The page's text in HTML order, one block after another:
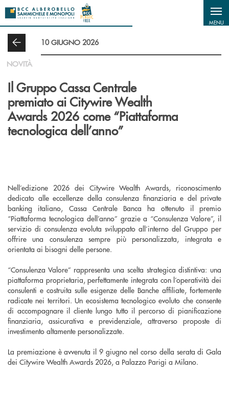
Salta al contenuto principale
MENU
10 GIUGNO 2026
NOVITÀ
Il Gruppo Cassa Centrale
premiato ai Citywire Wealth
Awards 2026 come “Piattaforma
tecnologica dell’anno”
Nell’edizione 2026 dei Citywire Wealth Awards, riconoscimento
dedicato alle eccellenze della consulenza finanziaria e del private
banking italiano, Cassa Centrale Banca ha ottenuto il premio
“Piattaforma tecnologica dell’anno” grazie a “Consulenza Valore”, il
servizio di consulenza evoluta sviluppato all’interno del Gruppo per
offrire una consulenza sempre più personalizzata, integrata e
orientata ai bisogni delle persone.
“Consulenza Valore” rappresenta una scelta strategica distintiva: una
piattaforma proprietaria, perfettamente integrata con l’operatività dei
consulenti e costruita sulle esigenze delle Banche affiliate, fortemente
radicate nei territori. Un ecosistema tecnologico evoluto che consente
di accompagnare il cliente lungo tutto il percorso di pianificazione
finanziaria, assicurativa e previdenziale, attraverso proposte di
investimento altamente personalizzate.
La premiazione è avvenuta il 9 giugno nel corso della serata di Gala
dei Citywire Wealth Awards 2026, a Palazzo Parigi a Milano.